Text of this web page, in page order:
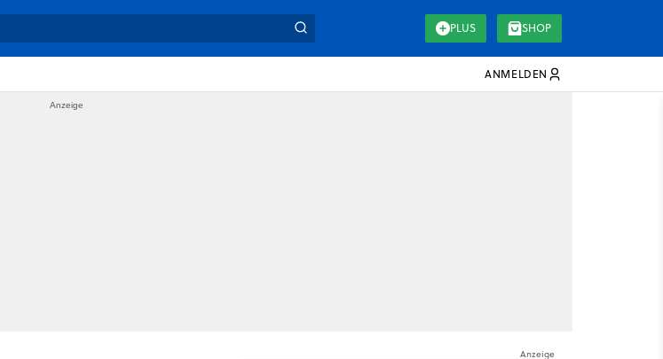
PLUS SHOP
ANMELDEN